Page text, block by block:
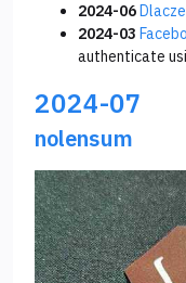
2024-06
2024-03
authenticate
2024-07
nolensum